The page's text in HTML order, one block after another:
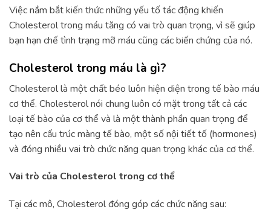
Việc nắm bắt kiến thức những yếu tố tác động khiến
Cholesterol trong máu tăng có vai trò quan trọng, vì sẽ giúp
bạn hạn chế tình trạng mỡ máu cũng các biến chứng của nó.
Cholesterol trong máu là gì?
Cholesterol là một chất béo luôn hiện diện trong tế bào máu
cơ thể. Cholesterol nói chung luôn có mặt trong tất cả các
loại tế bào của cơ thể và là một thành phần quan trọng để
tạo nên cấu trúc màng tế bào, một số nội tiết tố (hormones)
và đóng nhiều vai trò chức năng quan trọng khác của cơ thể.
Vai trò của Cholesterol trong cơ thể
Tại các mô, Cholesterol đóng góp các chức năng sau: